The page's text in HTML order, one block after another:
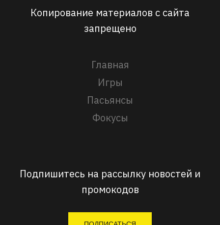
Копирование материалов с сайта
запрещено
Главная
Игры
Пасьянсы
Фокусы
Подпишитесь на рассылку новостей и
промокодов